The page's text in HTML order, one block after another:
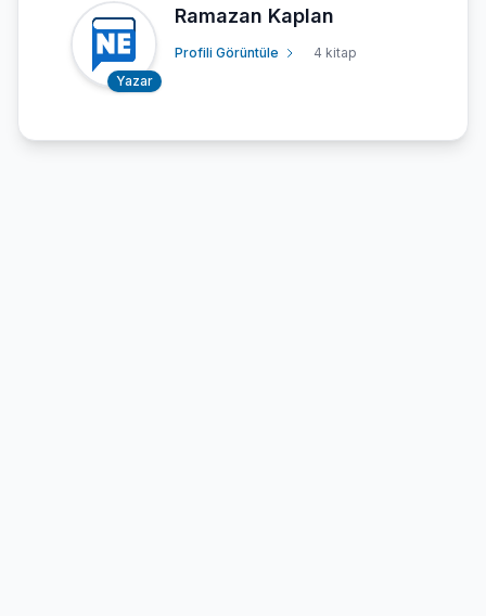
Yazar
Ramazan Kaplan
Profili Görüntüle 4 kitap